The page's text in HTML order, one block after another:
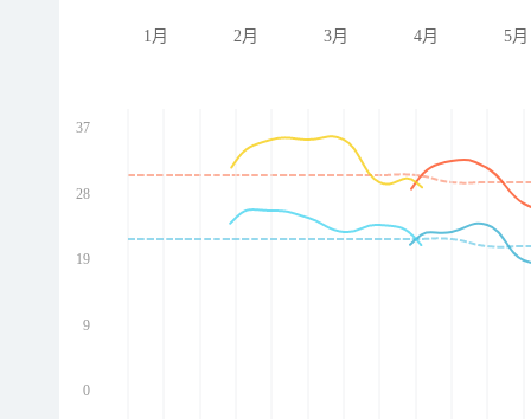
1月 2月 3月 4月 5月
37
28
19
9
0